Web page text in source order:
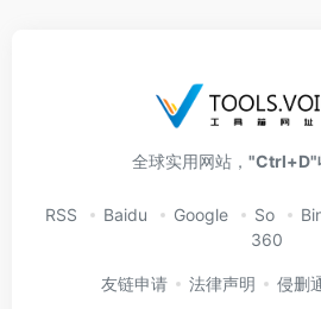
全球实用网站， "Ctrl+D"
RSS Baidu Google So
360
友链申请 法律声明 侵删